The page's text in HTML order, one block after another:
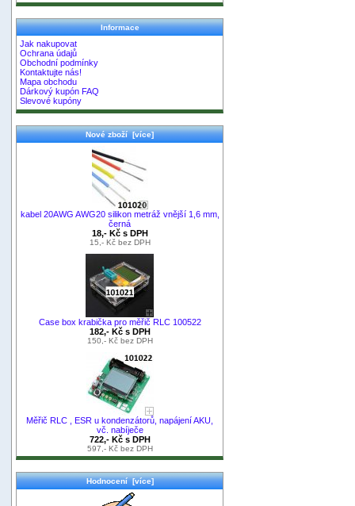
Informace
Jak nakupovat
Ochrana údajů
Obchodní podmínky
Kontaktujte nás!
Mapa obchodu
Dárkový kupón FAQ
Slevové kupóny
Nové zboží [více]
kabel 20AWG AWG20 silikon metráž vnější 1,6 mm,
černá
18,- Kč s DPH
15,- Kč bez DPH
Case box krabička pro měřič RLC 100522
182,- Kč s DPH
150,- Kč bez DPH
Měřič RLC , ESR u kondenzátorů, napájení AKU,
vč. nabíječe
722,- Kč s DPH
597,- Kč bez DPH
Hodnocení [více]